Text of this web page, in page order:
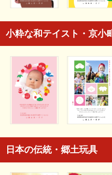
小粋な和テイスト・京小
日本の伝統・郷土玩具